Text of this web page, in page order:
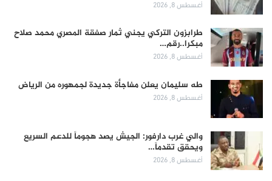
أغسطس 8, 2026
طرابزون التركي يجني ثمار صفقة المصري محمد صلاح
مبكرا..رقم…
أغسطس 8, 2026
طه سليمان يعلن مفاجأة جديدة لجمهوره من الرياض
أغسطس 8, 2026
والي غرب دارفور: الجيش يصد هجوماً للدعم السريع
ويحقق تقدماً…
أغسطس 8, 2026